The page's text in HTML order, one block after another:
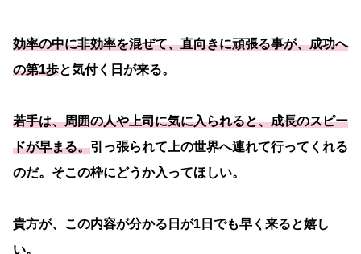
効率の中に非効率を混ぜて、直向きに頑張る事が、成功へ
の第1歩と気付く日が来る。
若手は、周囲の人や上司に気に入られると、成長のスピー
ドが早まる。引っ張られて上の世界へ連れて行ってくれる
のだ。そこの枠にどうか入ってほしい。
貴方が、この内容が分かる日が1日でも早く来ると嬉し
い。